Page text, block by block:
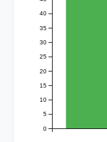
0
5
10
15
20
25
30
35
40